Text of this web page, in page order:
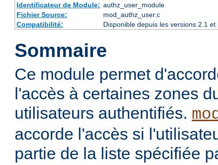
Identificateur de Module: authz_user_module
Fichier Source:
mod_authz_user.c
Compatibilité:
Disponible depuis les versions 2.1
Sommaire
Ce module permet
l'accès à certaines zones
utilisateurs authentifiés.
accorde l'accès si
partie de la liste spécifiée